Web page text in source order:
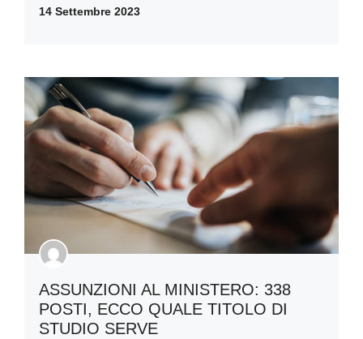
14 Settembre 2023
ASSUNZIONI AL MINISTERO: 338
POSTI, ECCO QUALE TITOLO DI
STUDIO SERVE